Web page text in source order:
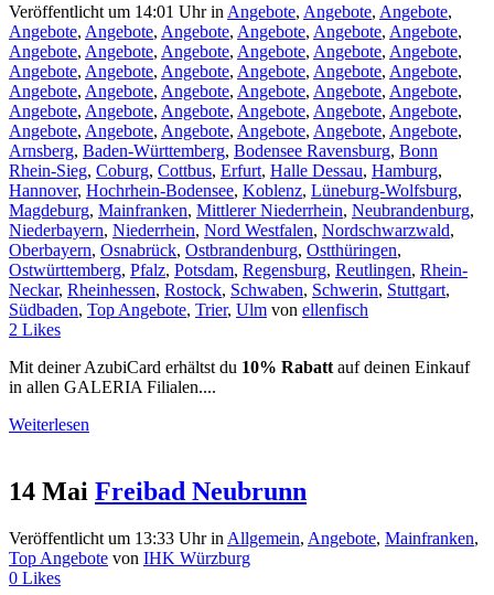
Veröffentlicht um 14:01 Uhrin Angebote, Angebote, Angebote,
Angebote, Angebote, Angebote, Angebote, Angebote, Angebote,
Angebote, Angebote, Angebote, Angebote, Angebote, Angebote,
Angebote, Angebote, Angebote, Angebote, Angebote, Angebote,
Angebote, Angebote, Angebote, Angebote, Angebote, Angebote,
Angebote, Angebote, Angebote, Angebote, Angebote, Angebote,
Angebote, Angebote, Angebote, Angebote, Angebote, Angebote,
Arnsberg, Baden-Württemberg, Bodensee Ravensburg, Bonn
Rhein-Sieg, Coburg, Cottbus, Erfurt, Halle Dessau, Hamburg,
Hannover, Hochrhein-Bodensee, Koblenz, Lüneburg-Wolfsburg,
Magdeburg, Mainfranken, Mittlerer Niederrhein, Neubrandenburg,
Niederbayern, Niederrhein, Nord Westfalen, Nordschwarzwald,
Oberbayern, Osnabrück, Ostbrandenburg, Ostthüringen,
Ostwürttemberg, Pfalz, Potsdam, Regensburg, Reutlingen, Rhein-
Neckar, Rheinhessen, Rostock, Schwaben, Schwerin, Stuttgart,
Südbaden, Top Angebote, Trier, Ulm von ellenfisch
2 Likes
Mit deiner AzubiCard erhältst du 10% Rabatt auf deinen Einkauf
in allen GALERIA Filialen....
Weiterlesen
14 Mai Freibad Neubrunn
Veröffentlicht um 13:33 Uhrin Allgemein, Angebote, Mainfranken,
Top Angebote von IHK Würzburg
0 Likes